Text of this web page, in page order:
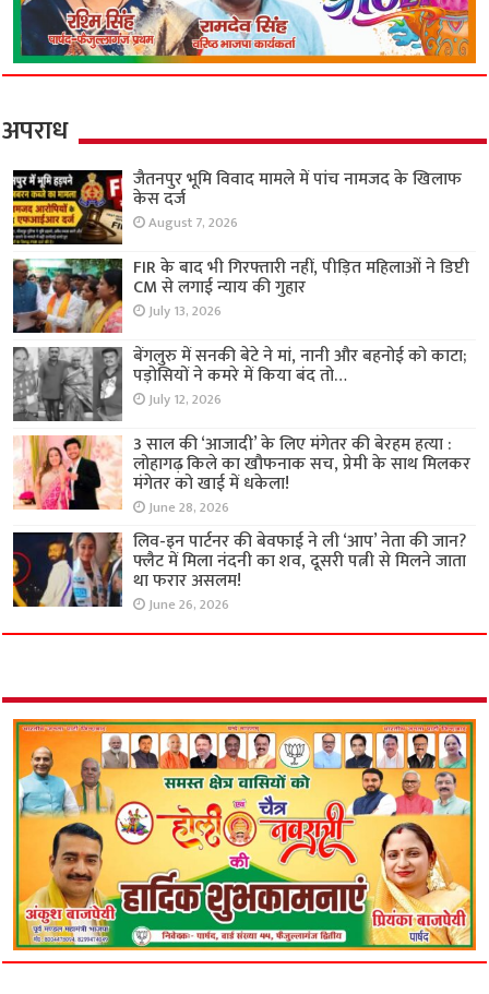
अपराध
जैतनपुर भूमि विवाद मामले में पांच नामजद के खिलाफ
केस दर्ज
August 7, 2026
FIR के बाद भी गिरफ्तारी नहीं, पीड़ित महिलाओं ने डिप्टी
CM से लगाई न्याय की गुहार
July 13, 2026
बेंगलुरु में सनकी बेटे ने मां, नानी और बहनोई को काटा;
पड़ोसियों ने कमरे में किया बंद तो…
July 12, 2026
3 साल की ‘आजादी’ के लिए मंगेतर की बेरहम हत्या :
लोहागढ़ किले का खौफनाक सच, प्रेमी के साथ मिलकर
मंगेतर को खाई में धकेला!
June 28, 2026
लिव-इन पार्टनर की बेवफाई ने ली ‘आप’ नेता की जान?
फ्लैट में मिला नंदनी का शव, दूसरी पत्नी से मिलने जाता
था फरार असलम!
June 26, 2026